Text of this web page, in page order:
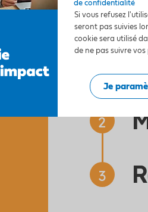
de confidentialité
Si vous refusez
seront pas suivies
cookie sera utilisé
de ne pas suivre vos
Je
les